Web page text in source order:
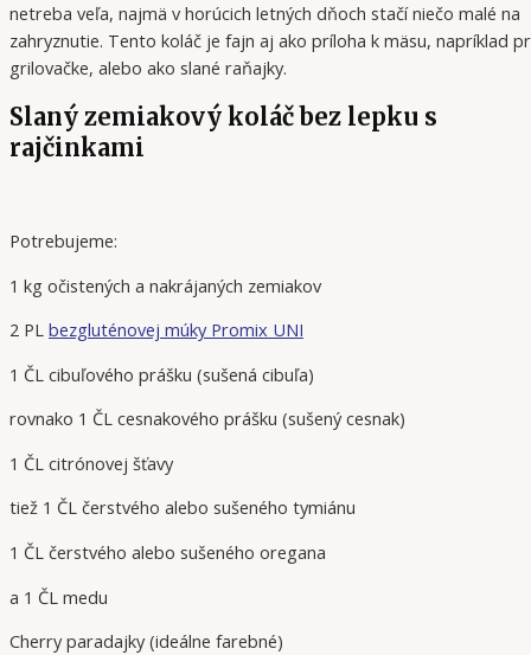
netreba veľa, najmä v horúcich letných dňoch stačí niečo malé na
zahryznutie. Tento koláč je fajn aj ako príloha k mäsu, napríklad
grilovačke, alebo ako slané raňajky.
Slaný zemiakový koláč bez lepku s
rajčinkami
Potrebujeme:
1 kg očistených a nakrájaných zemiakov
2 PL bezgluténovej múky Promix UNI
1 ČL cibuľového prášku (sušená cibuľa)
rovnako 1 ČL cesnakového prášku (sušený cesnak)
1 ČL citrónovej šťavy
tiež 1 ČL čerstvého alebo sušeného tymiánu
1 ČL čerstvého alebo sušeného oregana
a 1 ČL medu
Cherry paradajky (ideálne farebné)